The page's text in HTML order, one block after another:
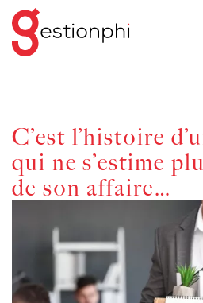
C’est l’histoire
qui ne s’estime
de son affaire…